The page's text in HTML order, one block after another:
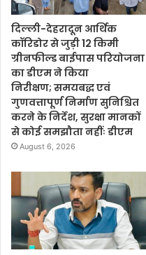
दिल्ली-देहरादून आर्थिक
कॉरिडोर से जुड़ी 12 किमी
ग्रीनफील्ड बाईपास परियोजना
का डीएम ने किया
निरीक्षण; समयबद्ध एवं
गुणवत्तापूर्ण निर्माण सुनिश्चित
करने के निर्देश, सुरक्षा मानकों
से कोई समझौता नहींः डीएम
August 6, 2026